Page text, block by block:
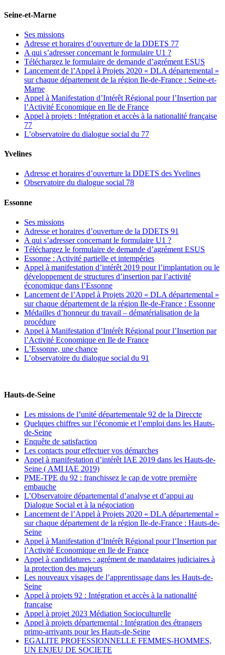
Seine-et-Marne
Ses missions
Adresse et horaires d’ouverture de la DDETS 77
A qui s’adresser concernant le formulaire U1 ?
Téléchargez le formulaire de demande d’agrément ESUS
Lancement de l’Appel à Projets 2020 « DLA départemental »
sur chaque département de la région Ile-de-France : Seine-et-
Marne
Appel à Manifestation d’Intérêt Régional pour l’Insertion par
l’Activité Economique en Ile de France
Appel à projets : Intégration et accès à la nationalité française
77
L’observatoire du dialogue social du 77
Yvelines
Adresse et horaires d’ouverture la DDETS des Yvelines
Observatoire du dialogue social 78
Essonne
Ses missions
Adresse et horaires d’ouverture de la DDETS 91
A qui s’adresser concernant le formulaire U1 ?
Téléchargez le formulaire de demande d’agrément ESUS
Essonne : Activité partielle et intempéries
Appel à manifestation d’intérêt 2019 pour l’implantation ou le
développement de structures d’insertion par l’activité
économique dans l’Essonne
Lancement de l’Appel à Projets 2020 « DLA départemental »
sur chaque département de la région Ile-de-France : Essonne
Médailles d’honneur du travail – dématérialisation de la
procédure
Appel à Manifestation d’Intérêt Régional pour l’Insertion par
l’Activité Economique en Ile de France
L’Essonne, une chance
L’observatoire du dialogue social du 91
Hauts-de-Seine
Les missions de l’unité départementale 92 de la Direccte
Quelques chiffres sur l’économie et l’emploi dans les Hauts-
de-Seine
Enquête de satisfaction
Les contacts pour effectuer vos démarches
Appel à manifestation d’intérêt IAE 2019 dans les Hauts-de-
Seine ( AMI IAE 2019)
PME-TPE du 92 : franchissez le cap de votre première
embauche
L’Observatoire départemental d’analyse et d’appui au
Dialogue Social et à la négociation
Lancement de l’Appel à Projets 2020 « DLA départemental »
sur chaque département de la région Ile-de-France : Hauts-de-
Seine
Appel à Manifestation d’Intérêt Régional pour l’Insertion par
l’Activité Economique en Ile de France
Appel à candidatures : agrément de mandataires judiciaires à
la protection des majeurs
Les nouveaux visages de l’apprentissage dans les Hauts-de-
Seine
Appel à projets 92 : Intégration et accès à la nationalité
française
Appel à projet 2023 Médiation Socioculturelle
Appel à projets départemental : Intégration des étrangers
primo-arrivants pour les Hauts-de-Seine
EGALITE PROFESSIONNELLE FEMMES-HOMMES,
UN ENJEU DE SOCIETE